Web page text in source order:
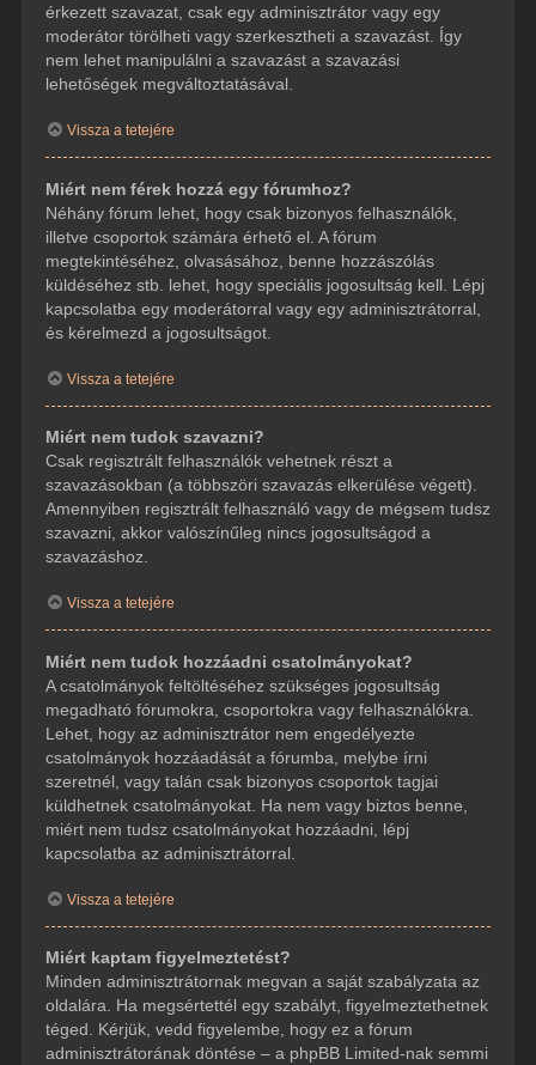
érkezett szavazat, csak egy adminisztrátor vagy egy
moderátor törölheti vagy szerkesztheti a szavazást. Így
nem lehet manipulálni a szavazást a szavazási
lehetőségek megváltoztatásával.
Vissza a tetejére
Miért nem férek hozzá egy fórumhoz?
Néhány fórum lehet, hogy csak bizonyos felhasználók,
illetve csoportok számára érhető el. A fórum
megtekintéséhez, olvasásához, benne hozzászólás
küldéséhez stb. lehet, hogy speciális jogosultság kell. Lépj
kapcsolatba egy moderátorral vagy egy adminisztrátorral,
és kérelmezd a jogosultságot.
Vissza a tetejére
Miért nem tudok szavazni?
Csak regisztrált felhasználók vehetnek részt a
szavazásokban (a többszöri szavazás elkerülése végett).
Amennyiben regisztrált felhasználó vagy de mégsem tudsz
szavazni, akkor valószínűleg nincs jogosultságod a
szavazáshoz.
Vissza a tetejére
Miért nem tudok hozzáadni csatolmányokat?
A csatolmányok feltöltéséhez szükséges jogosultság
megadható fórumokra, csoportokra vagy felhasználókra.
Lehet, hogy az adminisztrátor nem engedélyezte
csatolmányok hozzáadását a fórumba, melybe írni
szeretnél, vagy talán csak bizonyos csoportok tagjai
küldhetnek csatolmányokat. Ha nem vagy biztos benne,
miért nem tudsz csatolmányokat hozzáadni, lépj
kapcsolatba az adminisztrátorral.
Vissza a tetejére
Miért kaptam figyelmeztetést?
Minden adminisztrátornak megvan a saját szabályzata az
oldalára. Ha megsértettél egy szabályt, figyelmeztethetnek
téged. Kérjük, vedd figyelembe, hogy ez a fórum
adminisztrátorának döntése – a phpBB Limited-nak semmi